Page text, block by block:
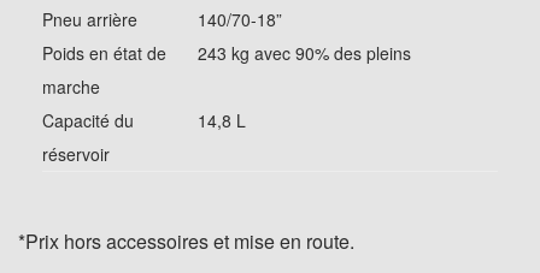
Pneu arrière
140/70-18”
Poids en état de
marche
243 kg avec 90% des pleins
Capacité du
réservoir
14,8 L
*Prix hors accessoires et mise en route.